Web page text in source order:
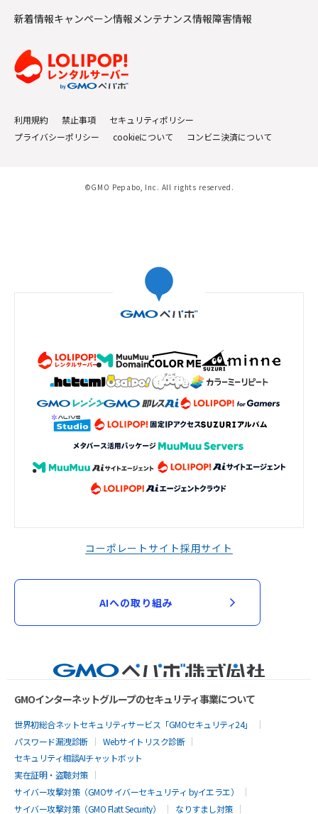
新着情報キャンペーン情報メンテナンス情報障害情報
利用規約 禁止事項
セキュリティポリシー
プライバシーポリシー
cookieについて コンビニ決済について
©GMO Pepabo, Inc. All rights reserved.
コーポレートサイト採用サイト
AIへの取り組み
GMOインターネットグループのセキュリティ事業について
世界初総合ネットセキュリティサービス「GMOセキュリティ24」
パスワード漏洩診断
Webサイトリスク診断
セキュリティ相談AIチャットボット
実在証明・盗聴対策
サイバー攻撃対策（GMOサイバーセキュリティ byイエラエ）
サイバー攻撃対策（GMO Flatt Security）
なりすまし対策